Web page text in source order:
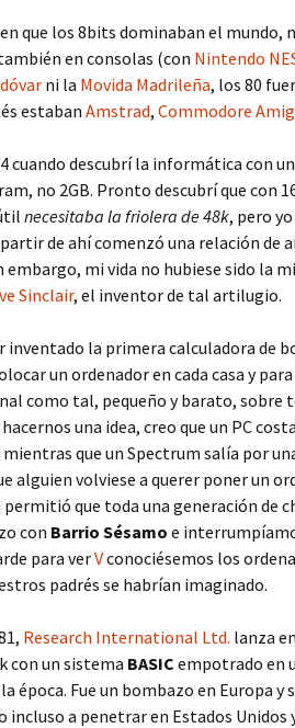
que los 8bits dominaban el mundo,
en consolas (con Nintendo
ni la Movida Madrileña, los 80
estaban Amstrad, Commodore
cuando descubrí la informática con
no 2GB. Pronto descubrí que con
necesitaba la friolera de 48k, pero
de ahí comenzó una relación de
embargo, mi vida no hubiese sido la
Sinclair, el inventor de tal artilugio.
inventado la primera calculadora de
un ordenador en cada casa y
como tal, pequeño y barato, sobre
una idea, creo que un PC
mientras que un Spectrum salía por
alguien volviese a querer poner un
que toda una generación de
con Barrio Sésamo e
para verVconociésemos los
padrés se habrían imaginado.
Research International Ltd. lanza
con un sistema BASIC empotrado en
época. Fue un bombazo en Europa y
incluso a penetrar en Estados Unidos